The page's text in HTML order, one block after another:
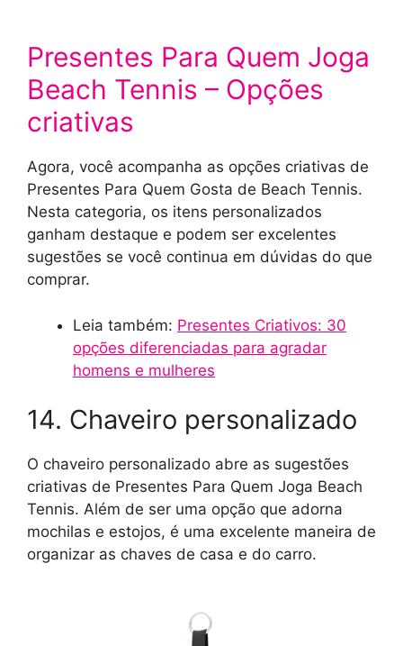
Presentes Para Quem Joga
Beach Tennis – Opções
criativas
Agora, você acompanha as opções criativas de
Presentes Para Quem Gosta de Beach Tennis.
Nesta categoria, os itens personalizados
ganham destaque e podem ser excelentes
sugestões se você continua em dúvidas do que
comprar.
Leia também: Presentes Criativos: 30
opções diferenciadas para agradar
homens e mulheres
14. Chaveiro personalizado
O chaveiro personalizado abre as sugestões
criativas de Presentes Para Quem Joga Beach
Tennis. Além de ser uma opção que adorna
mochilas e estojos, é uma excelente maneira de
organizar as chaves de casa e do carro.